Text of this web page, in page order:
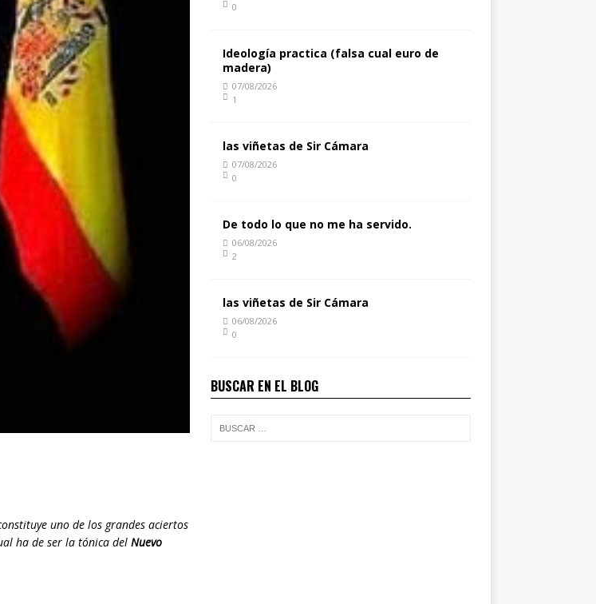
uno de los grandes aciertos
ha de ser la tónica del Nuevo
0
Ideología practica (falsa cual euro de
madera)
07/08/2026
1
las viñetas de Sir Cámara
07/08/2026
0
De todo lo que no me ha servido.
06/08/2026
2
las viñetas de Sir Cámara
06/08/2026
0
BUSCAR EN EL BLOG